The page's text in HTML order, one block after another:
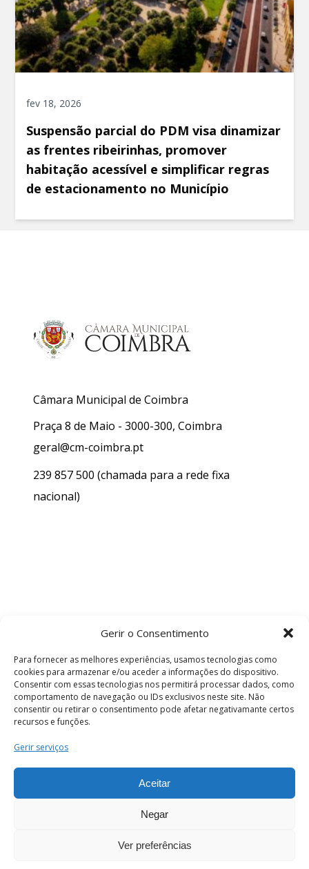
Gerir o Consentimento
Para fornecer as melhores experiências, usamos tecnologias como
cookies para armazenar e/ou aceder a informações do dispositivo.
Consentir com essas tecnologias nos permitirá processar dados, como
comportamento de navegação ou IDs exclusivos neste site. Não
consentir ou retirar o consentimento pode afetar negativamante certos
recursos e funções.
Gerir serviços
Aceitar
Negar
Ver preferências
fev 18, 2026
Suspensão parcial do PDM visa dinamizar
as frentes ribeirinhas, promover
habitação acessível e simplificar regras
de estacionamento no Município
Câmara Municipal de Coimbra
Praça 8 de Maio - 3000-300, Coimbra
geral@cm-coimbra.pt
239 857 500 (chamada para a rede fixa
nacional)
Termos e Condições
os direitos reservados.